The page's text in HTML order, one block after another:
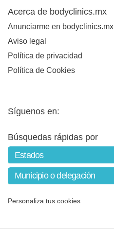
Acerca de bodyclinics.mx
Anunciarme en bodyclinics.mx
Aviso legal
Política de privacidad
Política de Cookies
Síguenos en:
Búsquedas rápidas por
Personaliza tus cookies